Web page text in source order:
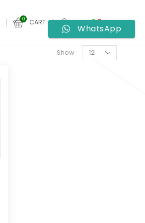
0 CART
Show
Products
per
WhatsApp